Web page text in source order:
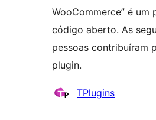
WooCommerce” é um
código aberto. As
pessoas contribuíram
plugin.
Colaboradores
TPlugins